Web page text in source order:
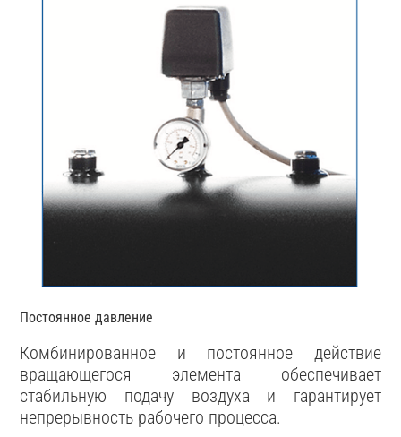
Постоянное давление
Комбинированное и постоянное действие
вращающегося элемента обеспечивает
стабильную подачу воздуха и гарантирует
непрерывность рабочего процесса.